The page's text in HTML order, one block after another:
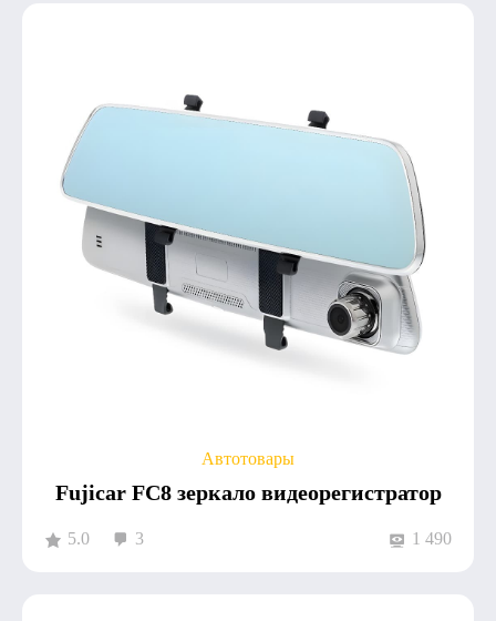
Автотовары
Fujicar FC8 зеркало видеорегистратор
5.0 3 1 490